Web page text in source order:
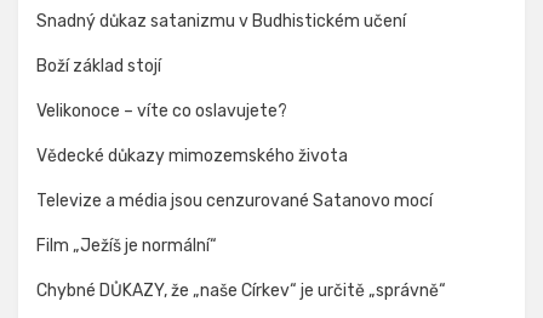
Snadný důkaz satanizmu v Budhistickém učení
Boží základ stojí
Velikonoce – víte co oslavujete?
Vědecké důkazy mimozemského života
Televize a média jsou cenzurované Satanovo mocí
Film „Ježíš je normální“
Chybné DŮKAZY, že „naše Církev“ je určitě „správně“